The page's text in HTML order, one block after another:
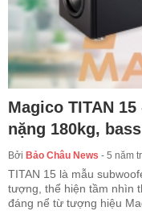
Magico TITAN
nặng 180kg,
Bởi Bảo Châu News - 5 năm
TITAN 15 là mẫu
tượng, thể hiện tầm nhìn
đáng nể từ tượng hiệu